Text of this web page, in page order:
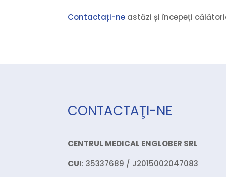
Contactați-ne astăzi și începeți
CONTACTAŢI-NE
CENTRUL MEDICAL ENGLOBER SRL
CUI: 35337689 / J2015002047083